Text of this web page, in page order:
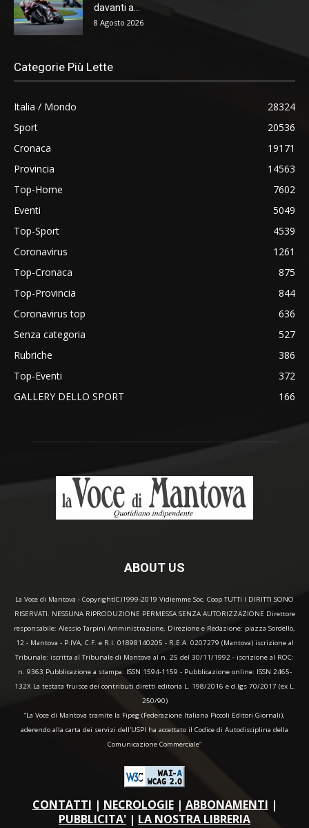
davanti a...
8 Agosto 2026
Categorie Più Lette
Italia / Mondo
28324
Sport
20536
Cronaca
19171
Provincia
14563
Top-Home
7602
Eventi
5049
Top-Sport
4539
Coronavirus
1261
Top-Cronaca
875
Top-Provincia
844
Coronavirus top
636
Senza categoria
527
Rubriche
386
Top-Eventi
372
GALLERY DELLO SPORT
166
ABOUT US
La Voce di Mantova - Copyright(C)1999-2019 Vidiemme Soc. Coop TUTTI I DIRITTI SONO
RISERVATI. NESSUNA RIPRODUZIONE PERMESSA SENZA AUTORIZZAZIONE Direttore
responsabile: Alessio Tarpini Amministrazione, Direzione e Redazione: piazza Sordello,
12 - Mantova - P.IVA, C.F. e R.I. 01898140205 - R.E.A. 0207279 (Mantova) iscrizione al
Tribunale: iscritta al Tribunale di Mantova al n. 25 del 30/11/1992 - iscrizione al ROC:
n. 9363 Pubblicazione a stampa: ISSN 1594-1159 - Pubblicazione online: ISSN 2465-
132X La testata fruisce dei contributi diretti editoria L. 198/2016 e d.lgs 70/2017 (ex L.
250/90)
“La Voce di Mantova tramite la Fipeg (Federazione Italiana Piccoli Editori Giornali),
aderendo alla carta dei servizi dell'USPI ha accettato il Codice di Autodisciplina della
Comunicazione Commerciale"
CONTATTI | NECROLOGIE| ABBONAMENTI |
PUBBLICITA' | LA NOSTRA LIBRERIA